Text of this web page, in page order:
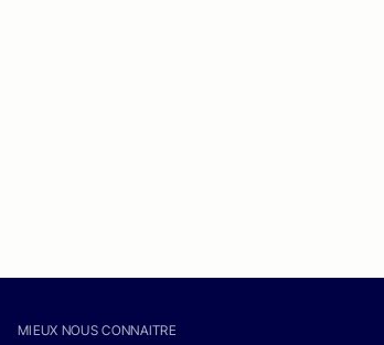
MIEUX NOUS CONNAITRE